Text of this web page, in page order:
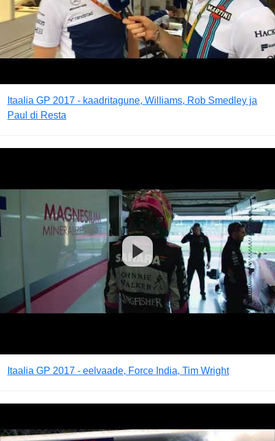
Itaalia GP 2017 - kaadritagune, Williams, Rob Smedley ja
Paul di Resta
Itaalia GP 2017 - eelvaade, Force India, Tim Wright